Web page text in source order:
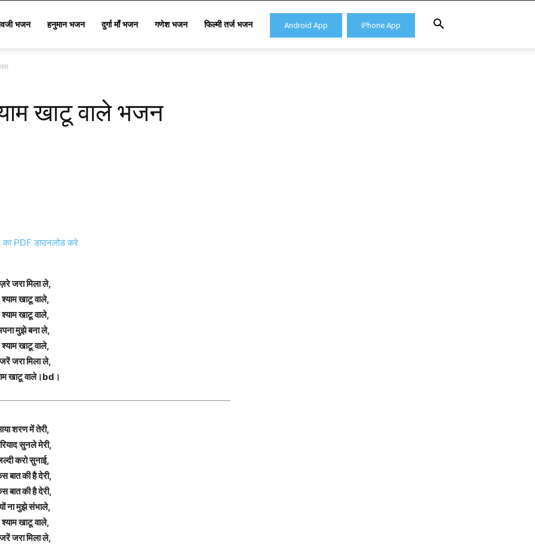
Android App IPhone App
भजन हनुमान भजन दुर्गा माँ भजन गणेश भजन फिल्मी तर्ज भजन
खाटू वाले भजन
PDF डाउनलोड करे
जरा मिला ले,
श्याम खाटू वाले,
श्याम खाटू वाले,
मुझे बना ले,
श्याम खाटू वाले,
जरा मिला ले,
खाटू वाले।bd।
शरण में तेरी,
सुनले मेरी,
करो सुनाई,
बात की है देरी,
बात की है देरी,
ना मुझे संभाले,
श्याम खाटू वाले,
जरा मिला ले,